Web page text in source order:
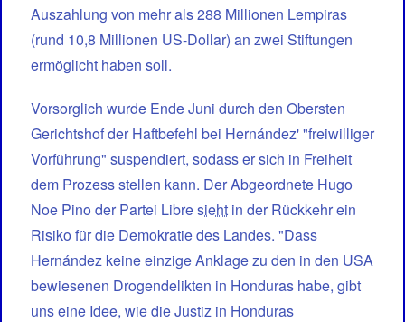
Auszahlung von mehr als 288 Millionen Lempiras
(rund 10,8 Millionen US-Dollar) an zwei Stiftungen
ermöglicht haben soll.
Vorsorglich wurde Ende Juni durch den Obersten
Gerichtshof der Haftbefehl bei Hernández' "freiwilliger
Vorführung" suspendiert, sodass er sich in Freiheit
dem Prozess stellen kann. Der Abgeordnete Hugo
Noe Pino der Partei Libresieht in der Rückkehr ein
Risiko für die Demokratie des Landes. "Dass
Hernández keine einzige Anklage zu den in den USA
bewiesenen Drogendelikten in Honduras habe, gibt
uns eine Idee, wie die Justiz in Honduras